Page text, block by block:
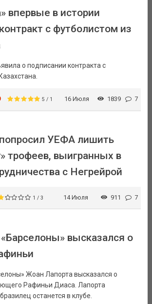
впервые в истории
с футболистом из
о подписании контракта с
5 / 1 16 Июля 1839 7
УЕФА лишить
трофеев, выигранных в
с Негрейрой
1 / 3 14 Июля 911 7
высказался о
Жоан Лапорта высказался о
Рафиньи Диаса. Лапорта
останется в клубе.